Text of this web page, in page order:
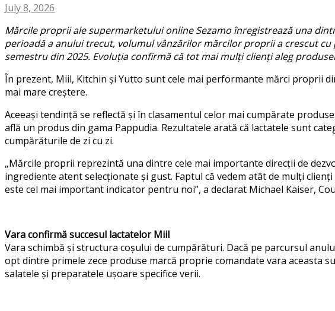
July 8, 2026
Mărcile proprii ale supermarketului online Sezamo înregistrează una
perioadă a anului trecut, volumul vânzărilor mărcilor proprii a crescut
semestru din 2025. Evoluția confirmă că tot mai mulți clienți aleg
În prezent, Miil, Kitchin și Yutto sunt cele mai performante mărci proprii
mai mare creștere.
Aceeași tendință se reflectă și în clasamentul celor mai cumpărate
află un produs din gama Pappudia. Rezultatele arată că lactatele sunt
cumpărăturile de zi cu zi.
„Mărcile proprii reprezintă una dintre cele mai importante direcții de
ingrediente atent selecționate și gust. Faptul că vedem atât de mulți
este cel mai important indicator pentru noi”, a declarat Michael Kaiser,
Vara confirmă succesul lactatelor Miil
Vara schimbă și structura coșului de cumpărături. Dacă pe parcursul
opt dintre primele zece produse marcă proprie comandate vara aceasta
salatele și preparatele ușoare specifice verii.